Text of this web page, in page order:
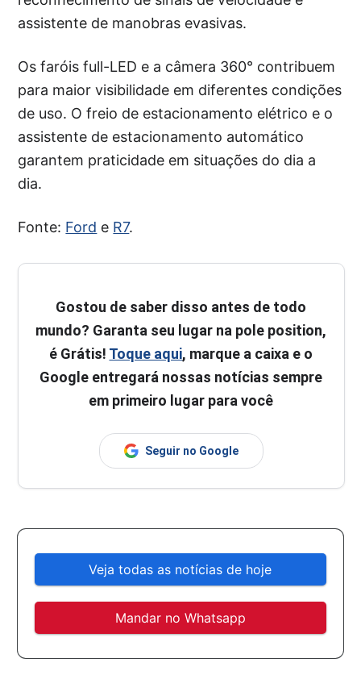
assistente de manobras evasivas.
Os faróis full-LED e a câmera 360° contribuem
para maior visibilidade em diferentes condições
de uso. O freio de estacionamento elétrico e o
assistente de estacionamento automático
garantem praticidade em situações do dia a
dia.
Fonte: Ford e R7.
Gostou de saber disso antes de todo
mundo? Garanta seu lugar na pole position,
é Grátis! Toque aqui, marque a caixa e o
Google entregará nossas notícias sempre
em primeiro lugar para você
Seguir no Google
Veja todas as notícias de hoje
Mandar no Whatsapp